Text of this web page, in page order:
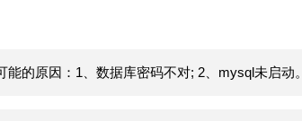
的原因：1、数据库密码不对; 2、mysql未启动。